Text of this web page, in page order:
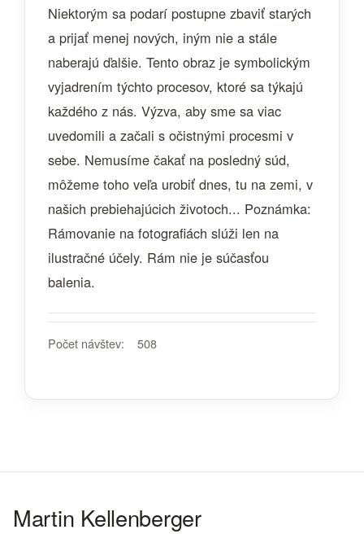
Niektorým sa podarí postupne zbaviť starých
a prijať menej nových, iným nie a stále
naberajú ďalšie. Tento obraz je symbolickým
vyjadrením týchto procesov, ktoré sa týkajú
každého z nás. Výzva, aby sme sa viac
uvedomili a začali s očistnými procesmi v
sebe. Nemusíme čakať na posledný súd,
môžeme toho veľa urobiť dnes, tu na zemi, v
našich prebiehajúcich životoch... Poznámka:
Rámovanie na fotografiách slúži len na
ilustračné účely. Rám nie je súčasťou
balenia.
Počet návštev: 508
Martin Kellenberger